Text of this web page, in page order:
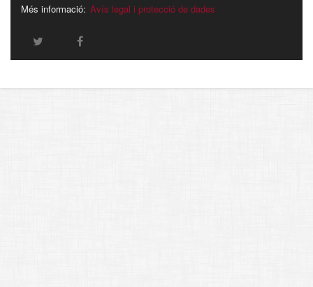
Més informació: Avís legal i protecció de dades